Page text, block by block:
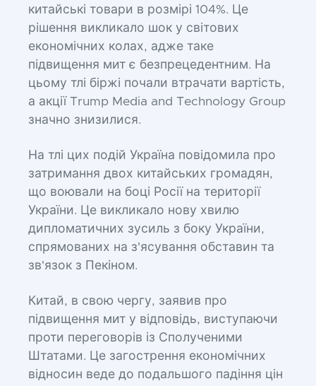
китайські товари в розмірі 104%. Це
рішення викликало шок у світових
економічних колах, адже таке
підвищення мит є безпрецедентним. На
цьому тлі біржі почали втрачати вартість,
а акції Trump Media and Technology Group
значно знизилися.
На тлі цих подій Україна повідомила про
затримання двох китайських громадян,
що воювали на боці Росії на території
України. Це викликало нову хвилю
дипломатичних зусиль з боку України,
спрямованих на з'ясування обставин та
зв'язок з Пекіном.
Китай, в свою чергу, заявив про
підвищення мит у відповідь, виступаючи
проти переговорів із Сполученими
Штатами. Це загострення економічних
відносин веде до подальшого падіння цін